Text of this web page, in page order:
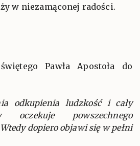
w niezamąconej radości.
Pawła Apostoła do
odkupienia ludzkość i cały
oczekuje powszechnego
dopiero objawi się w pełni